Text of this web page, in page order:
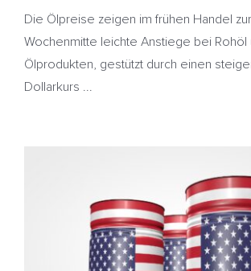
Die Ölpreise zeigen im frühen Handel zur
Wochenmitte leichte Anstiege bei Rohöl
Ölprodukten, gestützt durch einen
Dollarkurs ...
OPEC hebt Prognose an – US-
Rekordhoch – Heizöl deutlich